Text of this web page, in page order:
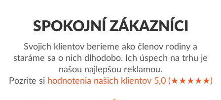
SPOKOJNÍ ZÁKAZNÍCI
Svojich klientov berieme ako členov rodiny a
staráme sa o nich dlhodobo. Ich úspech na trhu je
našou najlepšou reklamou.
Pozrite si hodnotenia našich klientov 5,0 (★★★★★)